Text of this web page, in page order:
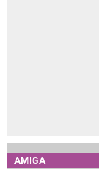
AMIGA